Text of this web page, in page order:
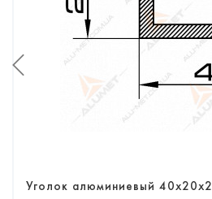
Уголок алюминиевый